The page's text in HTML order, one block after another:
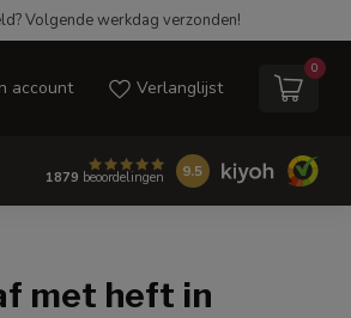
Volgende werkdag verzonden!
account Verlanglijst
0
1879 beoordelingen 9.5
met heft in